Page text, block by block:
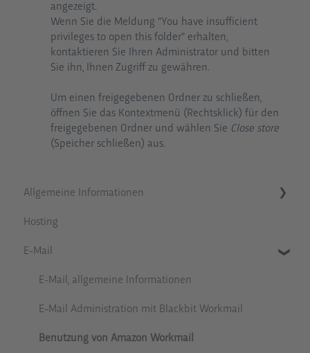
angezeigt.
Wenn Sie die Meldung "You have insufficient
privileges to open this folder" erhalten,
kontaktieren Sie Ihren Administrator und bitten
Sie ihn, Ihnen Zugriff zu gewähren.
Um einen freigegebenen Ordner zu schließen,
öffnen Sie das Kontextmenü (Rechtsklick) für den
freigegebenen Ordner und wählen Sie Close store
(Speicher schließen) aus.
Allgemeine Informationen
Ankündigungen
Tipps und Tricks
Hosting
E-Mail
E-Mail, allgemeine Informationen
E-Mail Administration mit Blackbit Workmail
Benutzung von Amazon Workmail